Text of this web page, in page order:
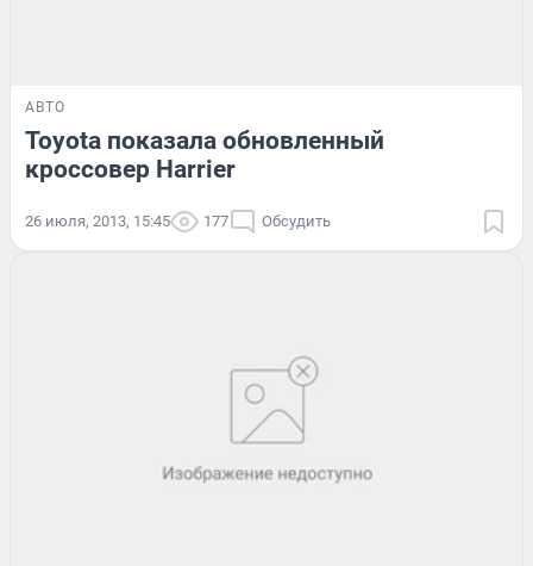
АВТО
Toyota показала обновленный
кроссовер Harrier
26 июля, 2013, 15:45 177 Обсудить